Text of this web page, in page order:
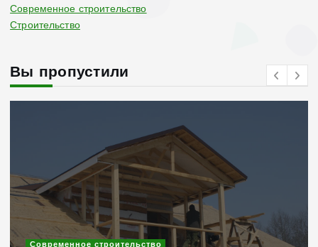
Современное строительство
Строительство
Вы пропустили
Современное строительство